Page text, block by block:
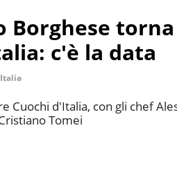
Borghese
c'è la data
Italia
Cuochi d'Italia, con gli chef
Tomei